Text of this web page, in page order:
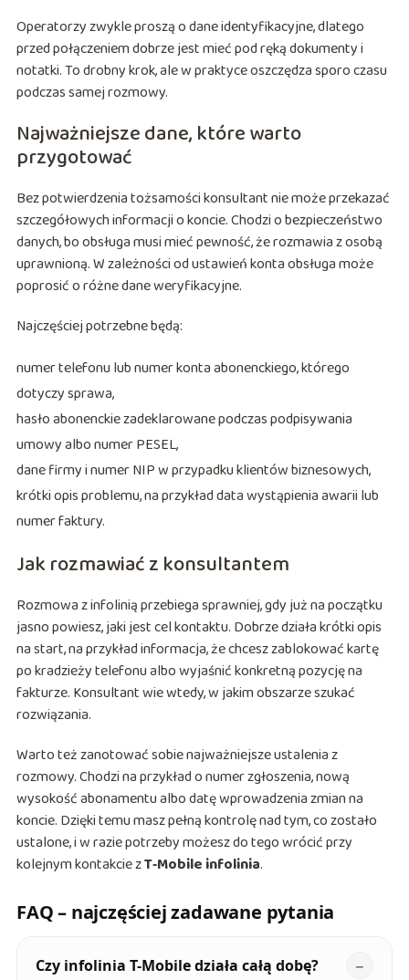
Operatorzy zwykle proszą o dane identyfikacyjne, dlatego
przed połączeniem dobrze jest mieć pod ręką dokumenty i
notatki. To drobny krok, ale w praktyce oszczędza sporo czasu
podczas samej rozmowy.
Najważniejsze dane, które warto
przygotować
Bez potwierdzenia tożsamości konsultant nie może przekazać
szczegółowych informacji o koncie. Chodzi o bezpieczeństwo
danych, bo obsługa musi mieć pewność, że rozmawia z osobą
uprawnioną. W zależności od ustawień konta obsługa może
poprosić o różne dane weryfikacyjne.
Najczęściej potrzebne będą:
numer telefonu lub numer konta abonenckiego, którego
dotyczy sprawa,
hasło abonenckie zadeklarowane podczas podpisywania
umowy albo numer PESEL,
dane firmy i numer NIP w przypadku klientów biznesowych,
krótki opis problemu, na przykład data wystąpienia awarii lub
numer faktury.
Jak rozmawiać z konsultantem
Rozmowa z infolinią przebiega sprawniej, gdy już na początku
jasno powiesz, jaki jest cel kontaktu. Dobrze działa krótki opis
na start, na przykład informacja, że chcesz zablokować kartę
po kradzieży telefonu albo wyjaśnić konkretną pozycję na
fakturze. Konsultant wie wtedy, w jakim obszarze szukać
rozwiązania.
Warto też zanotować sobie najważniejsze ustalenia z
rozmowy. Chodzi na przykład o numer zgłoszenia, nową
wysokość abonamentu albo datę wprowadzenia zmian na
koncie. Dzięki temu masz pełną kontrolę nad tym, co zostało
ustalone, i w razie potrzeby możesz do tego wrócić przy
kolejnym kontakcie zT‑Mobile infolinia.
FAQ – najczęściej zadawane pytania
Czy infolinia T-Mobile działa całą dobę?